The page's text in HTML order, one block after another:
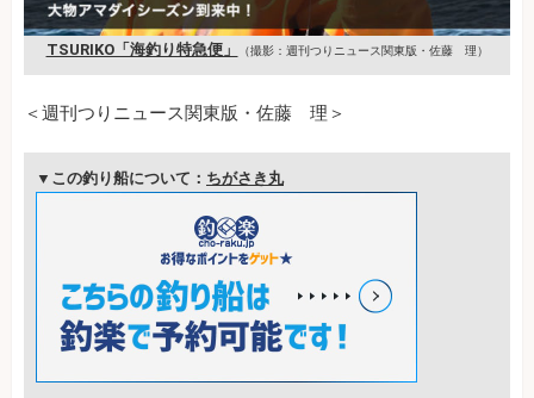
TSURIKO「海釣り特急便」 （撮影：週刊つりニュース関東版・佐藤 理）
＜週刊つりニュース関東版・佐藤 理＞
▼この釣り船について： ちがさき丸